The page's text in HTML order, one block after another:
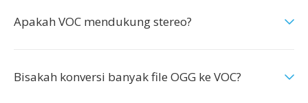
Apakah VOC mendukung stereo?
Bisakah konversi banyak file OGG ke VOC?